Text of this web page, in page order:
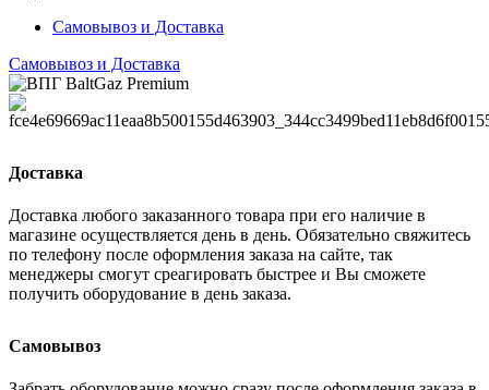
Самовывоз и Доставка
Самовывоз и Доставка
Доставка
Доставка любого заказанного товара при его наличие в
магазине осуществляется день в день. Обязательно свяжитесь
по телефону после оформления заказа на сайте, так
менеджеры смогут среагировать быстрее и Вы сможете
получить оборудование в день заказа.
Самовывоз